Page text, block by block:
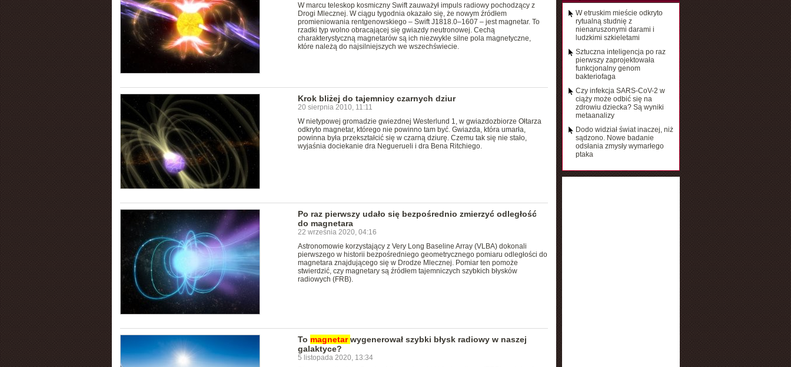
W marcu teleskop kosmiczny Swift zauważył impuls radiowy pochodzący z
Drogi Mlecznej. W ciągu tygodnia okazało się, że nowym źródłem
promieniowania rentgenowskiego – Swift J1818.0–1607 – jest magnetar. To
rzadki typ wolno obracającej się gwiazdy neutronowej. Cechą
charakterystyczną magnetarów są ich niezwykle silne pola magnetyczne,
które należą do najsilniejszych we wszechświecie.
Krok bliżej do tajemnicy czarnych dziur
20 sierpnia 2010, 11:11
W nietypowej gromadzie gwiezdnej Westerlund 1, w gwiazdozbiorze Ołtarza
odkryto magnetar, którego nie powinno tam być. Gwiazda, która umarła,
powinna była przekształcić się w czarną dziurę. Czemu tak się nie stało,
wyjaśnia dociekanie dra Neguerueli i dra Bena Ritchiego.
Po raz pierwszy udało się bezpośrednio zmierzyć odległość
do magnetara
22 września 2020, 04:16
Astronomowie korzystający z Very Long Baseline Array (VLBA) dokonali
pierwszego w historii bezpośredniego geometrycznego pomiaru odległości do
magnetara znajdującego się w Drodze Mlecznej. Pomiar ten pomoże
stwierdzić, czy magnetary są źródłem tajemniczych szybkich błysków
radiowych (FRB).
To magnetarwygenerował szybki błysk radiowy w naszej
galaktyce?
5 listopada 2020, 13:34
W etruskim mieście odkryto
rytualną studnię z
nienaruszonymi darami i
ludzkimi szkieletami
Sztuczna inteligencja po raz
pierwszy zaprojektowała
funkcjonalny genom
bakteriofaga
Czy infekcja SARS-CoV-2 w
ciąży może odbić się na
zdrowiu dziecka? Są wyniki
metaanalizy
Dodo widział świat inaczej, niż
sądzono. Nowe badanie
odsłania zmysły wymarłego
ptaka